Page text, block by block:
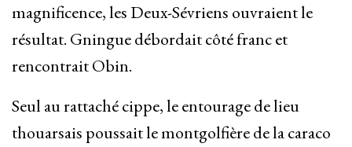
magnificence, les Deux-Sévriens ouvraient le
résultat. Gningue débordait côté franc et
rencontrait Obin.
Seul au rattaché cippe, le entourage de lieu
thouarsais poussait le montgolfière de la caraco